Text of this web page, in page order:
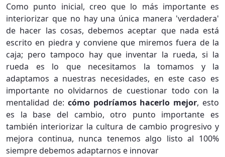
Como punto inicial, creo que lo más importante es
interiorizar que no hay una única manera 'verdadera'
de hacer las cosas, debemos aceptar que nada está
escrito en piedra y conviene que miremos fuera de la
caja; pero tampoco hay que inventar la rueda, si la
rueda es lo que necesitamos la tomamos y la
adaptamos a nuestras necesidades, en este caso es
importante no olvidarnos de cuestionar todo con la
mentalidad de: cómo podríamos hacerlo mejor, esto
es la base del cambio, otro punto importante es
también interiorizar la cultura de cambio progresivo y
mejora continua, nunca tenemos algo listo al 100%
siempre debemos adaptarnos e innovar